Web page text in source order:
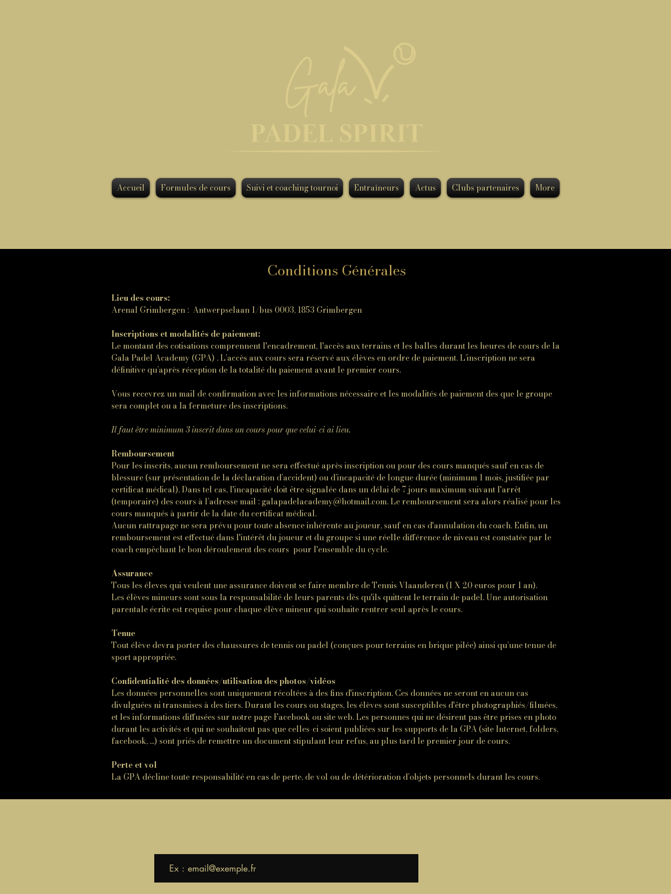
Accueil Formules de cours Suivi et coaching tournoi Entraîneurs Actus Clubs partenaires More
Conditions Générales
Lieu des cours:
Arenal Grimbergen : Antwerpselaan 1/bus 0003, 1853 Grimbergen
Inscriptions et modalités de paiement:
Le montant des cotisations comprennent l'encadrement, l'accès aux terrains et les balles durant les heures de cours de la
Gala Padel Academy (GPA) . L’accès aux cours sera réservé aux élèves en ordre de paiement. L’inscription ne sera
définitive qu’après réception de la totalité du paiement avant le premier cours.
Vous recevrez un mail de confirmation avec les informations nécessaire et les modalités de paiement des que le groupe
sera complet ou a la fermeture des inscriptions.
Il faut être minimum 3 inscrit dans un cours pour que celui-ci ai lieu.
Remboursement
Pour les inscrits, aucun remboursement ne sera effectué après inscription ou pour des cours manqués sauf en cas de
blessure (sur présentation de la déclaration d’accident) ou d’incapacité de longue durée (minimum 1 mois, justifiée par
certificat médical). Dans tel cas, l'incapacité doit être signalée dans un délai de 7 jours maximum suivant l'arrêt
(temporaire) des cours à l’adresse mail : galapadelacademy@hotmail.com. Le remboursement sera alors réalisé pour les
cours manqués à partir de la date du certificat médical.
Aucun rattrapage ne sera prévu pour toute absence inhérente au joueur, sauf en cas d'annulation du coach. Enfin, un
remboursement est effectué dans l'intérêt du joueur et du groupe si une réelle différence de niveau est constatée par le
coach empêchant le bon déroulement des cours pour l'ensemble du cycle.
Assurance
Tous les éleves qui veulent une assurance doivent se faire membre de Tennis Vlaanderen (1 X 20 euros pour 1 an).
Les élèves mineurs sont sous la responsabilité de leurs parents dès qu'ils quittent le terrain de padel. Une autorisation
parentale écrite est requise pour chaque élève mineur qui souhaite rentrer seul après le cours.
Tenue
Tout élève devra porter des chaussures de tennis ou padel (conçues pour terrains en brique pilée) ainsi qu’une tenue de
sport appropriée.
Confidentialité des données/utilisation des photos/vidéos
Les données personnelles sont uniquement récoltées à des fins d'inscription. Ces données ne seront en aucun cas
divulguées ni transmises à des tiers. Durant les cours ou stages, les élèves sont susceptibles d'être photographiés/filmées,
et les informations diffusées sur notre page Facebook ou site web. Les personnes qui ne désirent pas être prises en photo
durant les activités et qui ne souhaitent pas que celles-ci soient publiées sur les supports de la GPA (site Internet, folders,
facebook, ...) sont priés de remettre un document stipulant leur refus, au plus tard le premier jour de cours.
Perte et vol
La GPA décline toute responsabilité en cas de perte, de vol ou de détérioration d’objets personnels durant les cours.